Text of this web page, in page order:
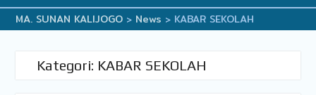
(PPDB) MA Sunan
Kalijogo TP. 2024/2025
MA. SUNAN KALIJOGO> News > KABAR SEKOLAH
Kategori: KABAR SEKOLAH